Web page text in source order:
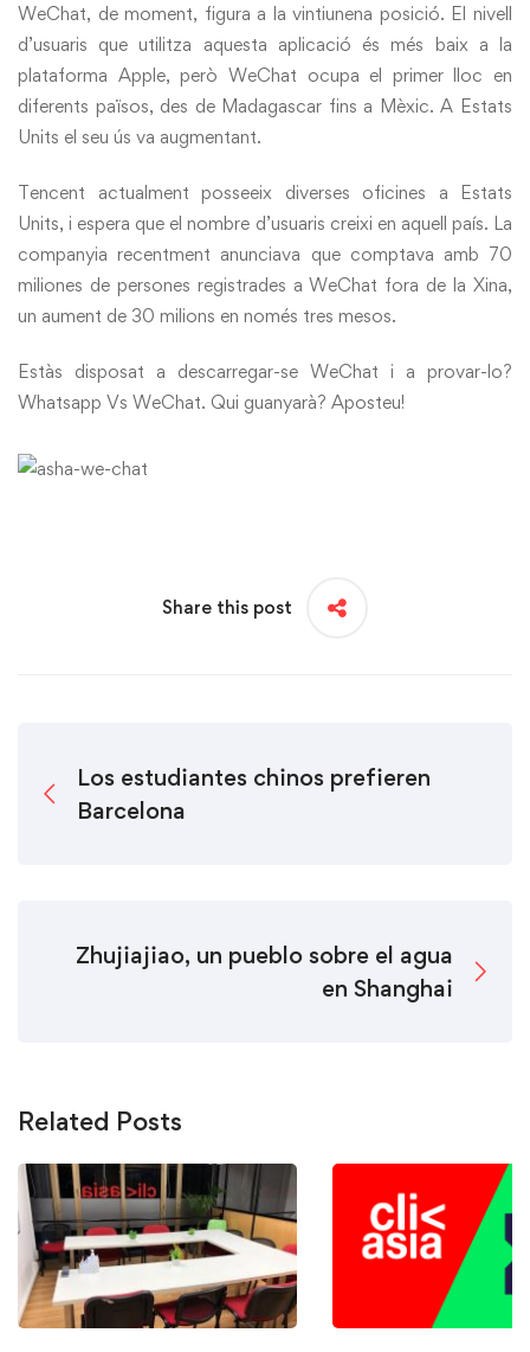
WeChat, de moment, figura a la vintiunena posició. El nivell
d’usuaris que utilitza aquesta aplicació és més baix a la
plataforma Apple, però WeChat ocupa el primer lloc en
diferents països, des de Madagascar fins a Mèxic. A Estats
Units el seu ús va augmentant.
Tencent actualment posseeix diverses oficines a Estats
Units, i espera que el nombre d’usuaris creixi en aquell país. La
companyia recentment anunciava que comptava amb 70
miliones de persones registrades a WeChat fora de la Xina,
un aument de 30 milions en només tres mesos.
Estàs disposat a descarregar-se WeChat i a provar-lo?
Whatsapp Vs WeChat. Qui guanyarà? Aposteu!
Share this post
Los estudiantes chinos prefieren
Barcelona
Zhujiajiao, un pueblo sobre el agua
en Shanghai
Related Posts